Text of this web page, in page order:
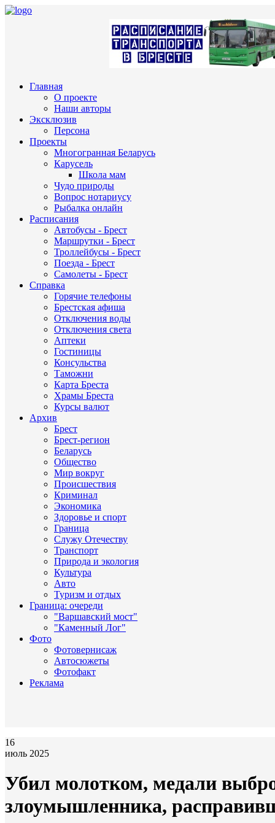
Главная
О проекте
Наши авторы
Эксклюзив
Персона
Проекты
Многогранная Беларусь
Карусель
Школа мам
Чудо природы
Вопрос нотариусу
Рыбалка онлайн
Расписания
Автобусы - Брест
Маршрутки - Брест
Троллейбусы - Брест
Поезда - Брест
Самолеты - Брест
Справка
Горячие телефоны
Брестская афиша
Отключения воды
Отключения света
Аптеки
Гостиницы
Консульства
Таможни
Карта Бреста
Храмы Бреста
Курсы валют
Архив
Брест
Брест-регион
Беларусь
Общество
Мир вокруг
Происшествия
Криминал
Экономика
Здоровье и спорт
Граница
Служу Отечеству
Транспорт
Природа и экология
Культура
Авто
Туризм и отдых
Граница: очереди
"Варшавский мост"
"Каменный Лог"
Фото
Фотовернисаж
Автосюжеты
Фотофакт
Реклама
16
июль 2025
Убил молотком, медали
злоумышленника,